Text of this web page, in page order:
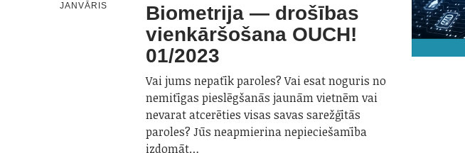
JANVĀRIS
Biometrija — drošības
vienkāršošana OUCH!
01/2023
Vai jums nepatīk paroles? Vai esat noguris no
nemitīgas pieslēgšanās jaunām vietnēm vai
nevarat atcerēties visas savas sarežģītās
paroles? Jūs neapmierina nepieciešamība
izdomāt…